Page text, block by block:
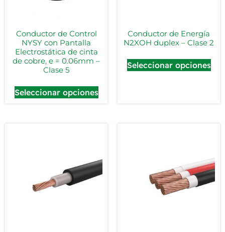
Conductor de Control
NYSY con Pantalla
Electrostática de cinta
de cobre, e = 0.06mm –
Clase 5
Seleccionar opciones
Conductor de Energía
N2XOH duplex – Clase 2
Seleccionar opciones